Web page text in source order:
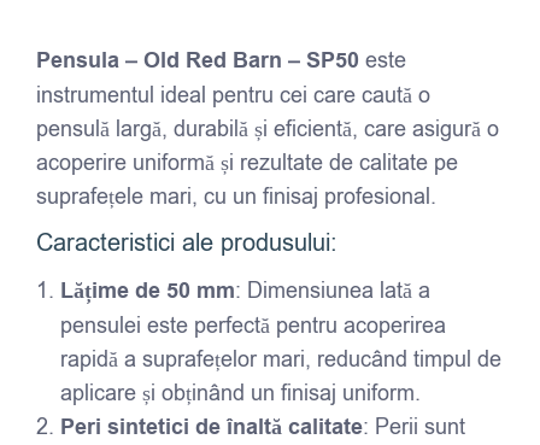
Pensula – Old Red Barn – SP50 este
instrumentul ideal pentru cei care caută o
pensulă largă, durabilă și eficientă, care asigură o
acoperire uniformă și rezultate de calitate pe
suprafețele mari, cu un finisaj profesional.
Caracteristici ale produsului:
Lățime de 50 mm: Dimensiunea lată a
pensulei este perfectă pentru acoperirea
rapidă a suprafețelor mari, reducând timpul de
aplicare și obținând un finisaj uniform.
Peri sintetici de înaltă calitate: Perii sunt